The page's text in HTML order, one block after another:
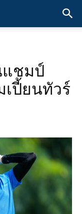
แชมป์
ปี้ยนทัวร์